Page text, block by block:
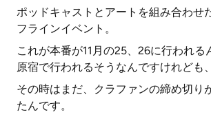
ポッドキャストとアートを組み合わせ
フラインイベント。
これが本番が11月の25、26に行われる
原宿で行われるそうなんですけれども、
その時はまだ、クラファンの締め切り
たんです。